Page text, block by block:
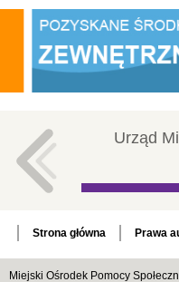
Urząd
Strona główna Prawa
Miejski Ośrodek Pomocy